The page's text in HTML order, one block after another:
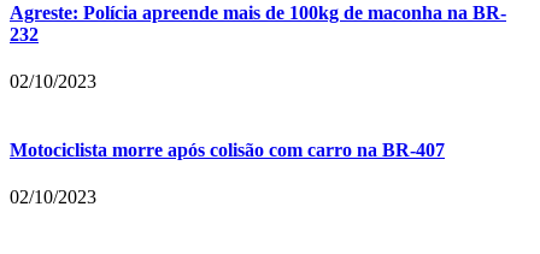
Agreste: Polícia apreende mais de 100kg de maconha na BR-
232
02/10/2023
Motociclista morre após colisão com carro na BR-407
02/10/2023